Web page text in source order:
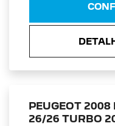
PEUGEOT
26/26 TURBO